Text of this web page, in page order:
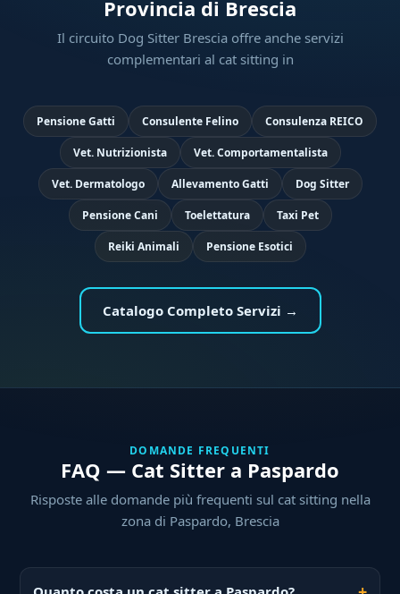
Provincia di Brescia
Il circuito Dog Sitter Brescia offre anche servizi
complementari al cat sitting in
Pensione Gatti Consulente Felino Consulenza REICO
Vet. Nutrizionista Vet. Comportamentalista
Vet. Dermatologo Allevamento Gatti Dog Sitter
Pensione Cani Toelettatura Taxi Pet
Reiki Animali Pensione Esotici
Catalogo Completo Servizi →
DOMANDE FREQUENTI
FAQ — Cat Sitter a Paspardo
Risposte alle domande più frequenti sul cat sitting nella
zona di Paspardo, Brescia